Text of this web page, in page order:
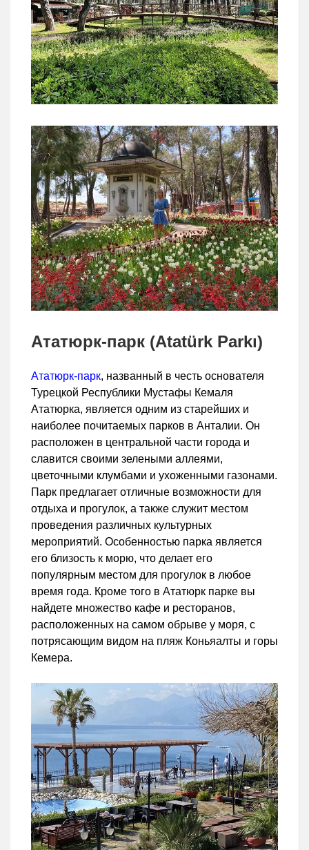
Ататюрк-парк (Atatürk Parkı)
Ататюрк-парк, названный в честь основателя
Турецкой Республики Мустафы Кемаля
Ататюрка, является одним из старейших и
наиболее почитаемых парков в Анталии. Он
расположен в центральной части города и
славится своими зелеными аллеями,
цветочными клумбами и ухоженными газонами.
Парк предлагает отличные возможности для
отдыха и прогулок, а также служит местом
проведения различных культурных
мероприятий. Особенностью парка является
его близость к морю, что делает его
популярным местом для прогулок в любое
время года. Кроме того в Ататюрк парке вы
найдете множество кафе и ресторанов,
расположенных на самом обрыве у моря, с
потрясающим видом на пляж Коньяалты и горы
Кемера.